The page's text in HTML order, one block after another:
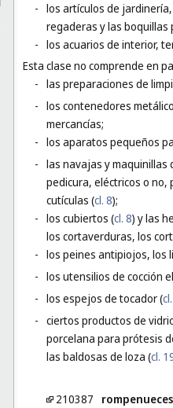
- los artículos de
regaderas y las boquillas
- los acuarios de interior,
Esta clase no comprende en
- las preparaciones de
- los contenedores
mercancías;
- los aparatos pequeños
- las navajas y maquinillas
pedicura, eléctricos o no,
cutículas (cl. 8);
- los cubiertos (cl. 8) y las
los cortaverduras, los
- los peines antipiojos, los
- los utensilios de cocción
- los espejos de tocador (
- ciertos productos de
porcelana para prótesis
las baldosas de loza (cl.
210387 rompenueces